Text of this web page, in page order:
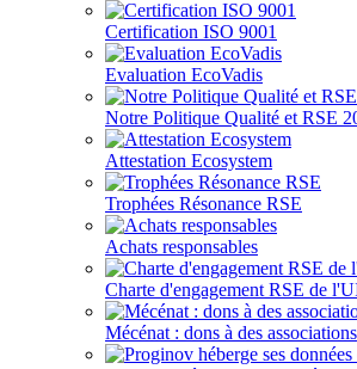
Certification ISO 9001
Evaluation EcoVadis
Notre Politique Qualité et RSE
Attestation Ecosystem
Trophées Résonance RSE
Achats responsables
Charte d'engagement RSE de
Mécénat : dons à des associations